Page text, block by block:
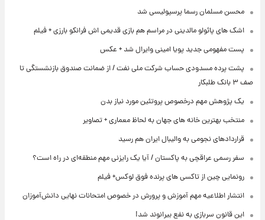
محسن مسلمان رسما پرسپولیسی شد
اشک های پائولو مالدینی در مراسم هم بازی قدیمی اش فرانکو بارزی + فیلم
پست مفهومی جدید پویا امینی وایرال شد + عکس
پشت پرده‌ مسدودی حساب شرکت ملی نفت / از ضمانت صندوق بازنشستگی تا
صف ۳ بانک طلبکار
یک پژوهش مهم درخصوص پروتئین مورد نیاز بدن
منتخب بهترین خانه های جهان به لحاظ معماری + تصاویر
قراردادهای نجومی به والیبال ایران هم رسید
سفر رسمی عراقچی به پاکستان / آیا یک رایزنی مهم منطقه‌ای در راه است؟
رونمایی چین از تاکسی های پرنده فوق لوکس+ فیلم
انتشار اطلاعیه مهم آموزش و پرورش در خصوص امتحانات نهایی دانش‌آموزان
این قانون سربازی به نفع بیرانوند شد!